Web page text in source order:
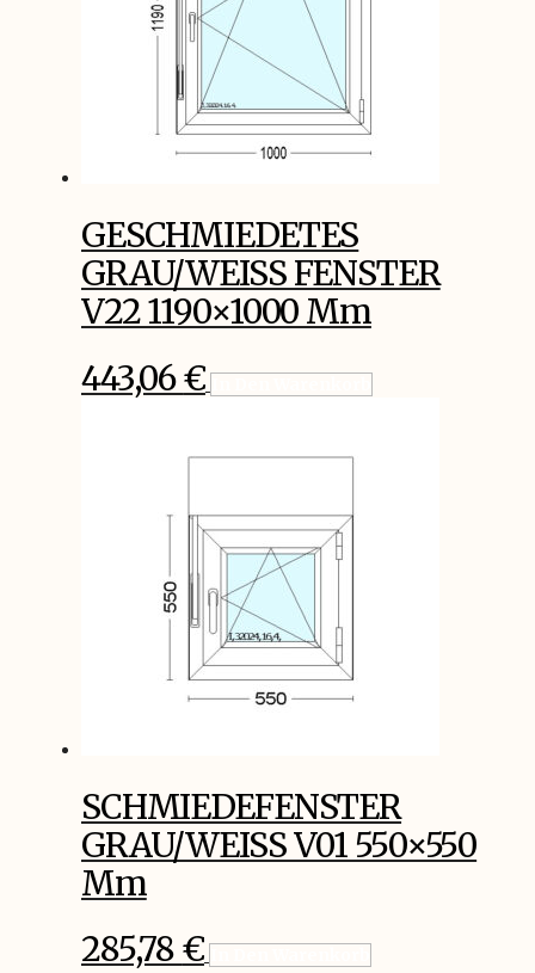
GESCHMIEDETES
GRAU/WEISS FENSTER
V22 1190×1000 Mm
443,06€
SCHMIEDEFENSTER
GRAU/WEISS V01 550×550
Mm
285,78€